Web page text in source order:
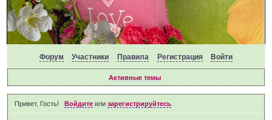
Форум Участники Правила Регистрация Войти
Активные темы
Привет, Гость! Войдитеили зарегистрируйтесь.